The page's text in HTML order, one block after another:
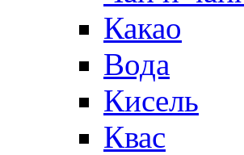
Какао
Вода
Кисель
Квас